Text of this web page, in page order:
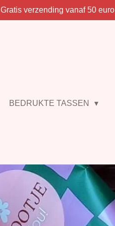
Gratis verzending vanaf 50 euro
BEDRUKTE TASSEN